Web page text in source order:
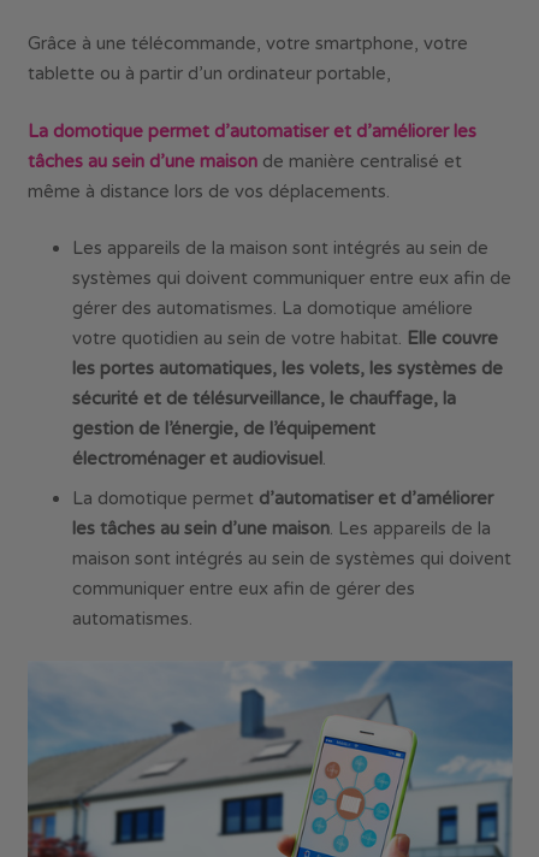
Grâce à une télécommande, votre smartphone, votre
tablette ou à partir d’un ordinateur portable,
La domotique permet d’automatiser et d’améliorer les
tâches au sein d’une maison de manière centralisé et
même à distance lors de vos déplacements.
Les appareils de la maison sont intégrés au sein de
systèmes qui doivent communiquer entre eux afin de
gérer des automatismes. La domotique améliore
votre quotidien au sein de votre habitat. Elle couvre
les portes automatiques, les volets, les systèmes de
sécurité et de télésurveillance, le chauffage, la
gestion de l’énergie, de l’équipement
électroménager et audiovisuel.
La domotique permet d’automatiser et d’améliorer
les tâches au sein d’une maison . Les appareils de la
maison sont intégrés au sein de systèmes qui doivent
communiquer entre eux afin de gérer des
automatismes.